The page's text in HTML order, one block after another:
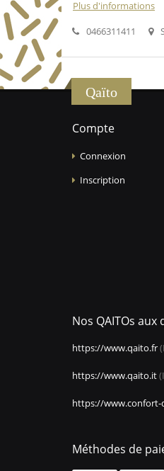
Plus d'informations
0466311411
Qaïto
Compte
Connexion
Inscription
Nos QAITOs
https://www.qaito.fr
https://www.qaito.it
https://www.confort-
Méthodes de